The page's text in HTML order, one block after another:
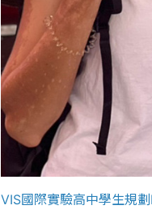
VIS國際實驗高中學生規